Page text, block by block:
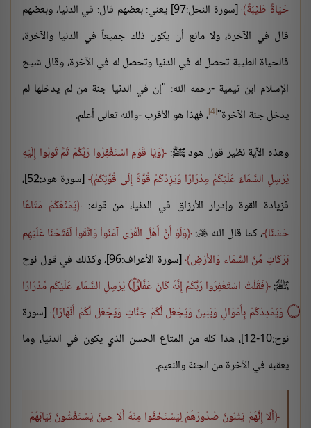
حَيَاةً طَيِّبَةً
[سورة النحل:97] يعني: بعضهم قال: في الدنيا، وبعضهم
قال في الآخرة، ولا مانع أن يكون ذلك جميعاً في الدنيا والآخرة،
فالحياة الطيبة تحصل له في الدنيا وتحصل له في الآخرة، وقال شيخ
الإسلام ابن تيمية -رحمه الله: "إن في الدنيا جنة من لم يدخلها لم
يدخل جنة الآخرة"[4] ، فهذا هو الأقرب -والله تعالى أعلم.
وهذه الآية نظير قول هود ﷺ: وَيَا قَوْمِ اسْتَغْفِرُوا رَبَّكُمْ ثُمَّ تُوبُوا إِلَيْهِ
يُرْسِلِ السَّمَاءَ عَلَيْكُمْ مِدْرَارًا وَيَزِدْكُمْ قُوَّةً إِلَى قُوَّتِكُمْ
[سورة هود:52]،
فزيادة القوة وإدرار الأرزاق في الدنيا، من قوله: يُمَتِّعْكُمْ مَتَاعًا
حَسَنًا ، كما قال الله 
: وَلَوْ أَنَّ أَهْلَ الْقُرَى آمَنُواْ وَاتَّقَواْ لَفَتَحْنَا عَلَيْهِم
بَرَكَاتٍ مِّنَ السَّمَاء وَالأَرْضِ
[سورة الأعراف:96]، وكذلك في قول نوح
ﷺ:
فَقُلْتُ اسْتَغْفِرُوا رَبَّكُمْ إِنَّهُ كَانَ غَفَّارًا ۝ يُرْسِلِ السَّمَاء عَلَيْكُم مِّدْرَارًا
۝ وَيُمْدِدْكُمْ بِأَمْوَالٍ وَبَنِينَ وَيَجْعَل لَّكُمْ جَنَّاتٍ وَيَجْعَل لَّكُمْ أَنْهَارًا
[سورة
نوح:10-12]، هذا كله من المتاع الحسن الذي يكون في الدنيا، وما
يعقبه في الآخرة من الجنة والنعيم.
أَلا إِنَّهُمْ يَثْنُونَ صُدُورَهُمْ لِيَسْتَخْفُوا مِنْهُ أَلا حِينَ يَسْتَغْشُونَ ثِيَابَهُمْ